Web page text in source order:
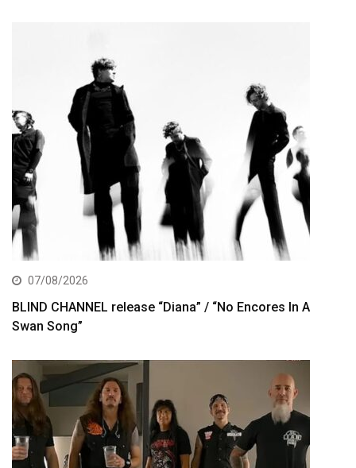
07/08/2026
BLIND CHANNEL release “Diana” / “No Encores In A
Swan Song”